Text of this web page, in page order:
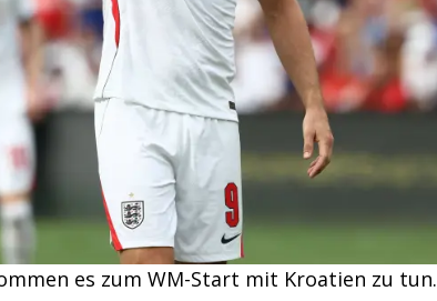
es zum WM-Start mit Kroatien zu tun.